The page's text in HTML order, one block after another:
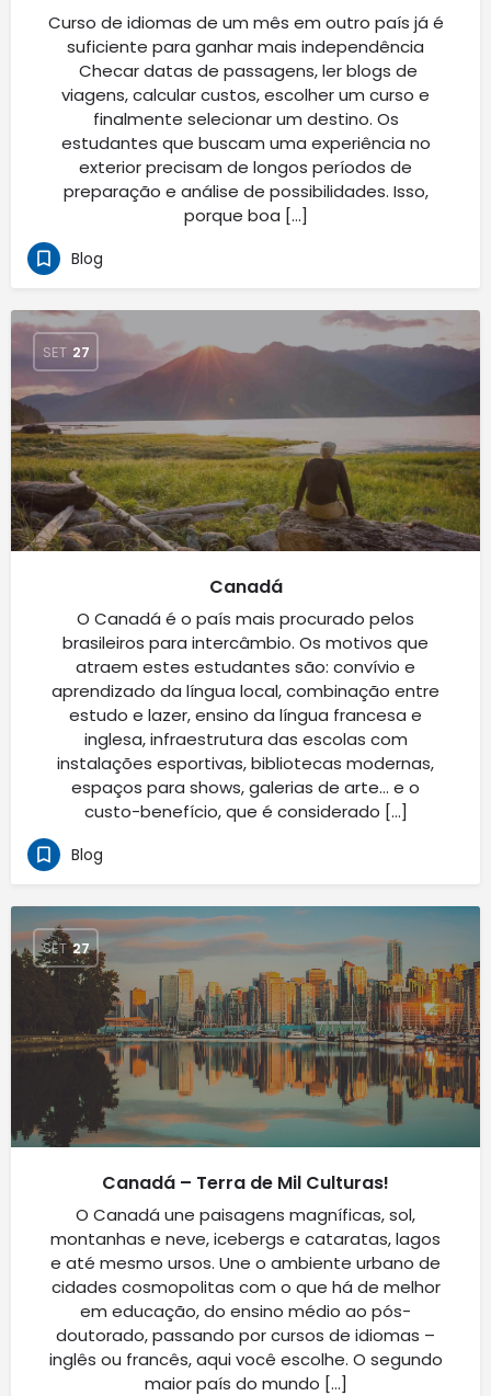
Curso de idiomas de um mês em outro país já é
suficiente para ganhar mais independência
Checar datas de passagens, ler blogs de
viagens, calcular custos, escolher um curso e
finalmente selecionar um destino. Os
estudantes que buscam uma experiência no
exterior precisam de longos períodos de
preparação e análise de possibilidades. Isso,
porque boa […]
Blog
SET 27
Canadá
O Canadá é o país mais procurado pelos
brasileiros para intercâmbio. Os motivos que
atraem estes estudantes são: convívio e
aprendizado da língua local, combinação entre
estudo e lazer, ensino da língua francesa e
inglesa, infraestrutura das escolas com
instalações esportivas, bibliotecas modernas,
espaços para shows, galerias de arte… e o
custo-benefício, que é considerado […]
Blog
SET 27
Canadá – Terra de Mil Culturas!
O Canadá une paisagens magníficas, sol,
montanhas e neve, icebergs e cataratas, lagos
e até mesmo ursos. Une o ambiente urbano de
cidades cosmopolitas com o que há de melhor
em educação, do ensino médio ao pós-
doutorado, passando por cursos de idiomas –
inglês ou francês, aqui você escolhe. O segundo
maior país do mundo […]